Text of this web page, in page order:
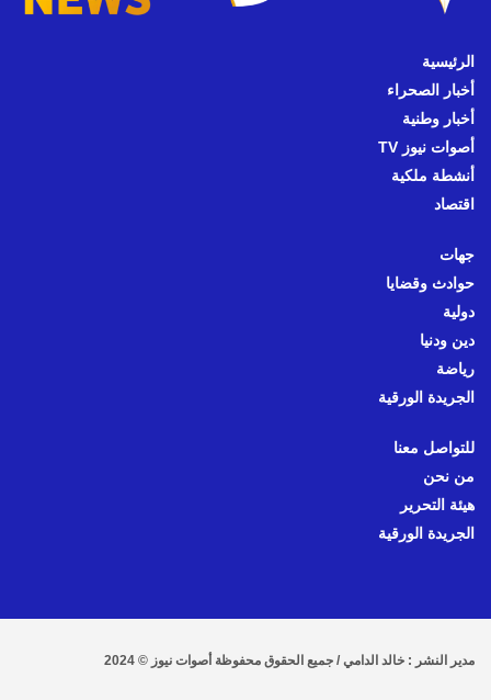
الرئيسية
أخبار الصحراء
أخبار وطنية
أصوات نيوز TV
أنشطة ملكية
اقتصاد
جهات
حوادث وقضايا
دولية
دين ودنيا
رياضة
الجريدة الورقية
للتواصل معنا
من نحن
هيئة التحرير
الجريدة الورقية
مدير النشر : خالد الدامي / جميع الحقوق محفوظة أصوات نيوز © 2024